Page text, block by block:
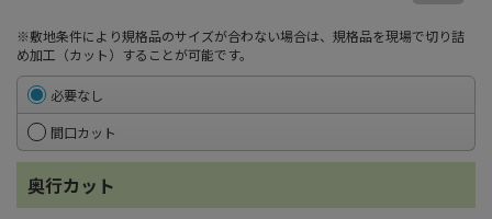
※敷地条件により規格品のサイズが合わない場合は、規格品を現場で切り詰
め加工（カット）することが可能です。
必要なし
間口カット
奥行カット